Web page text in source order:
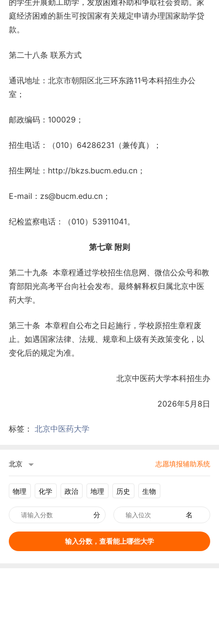
的学生开展勤工助学，发放困难补助和争取社会资助。家
庭经济困难的新生可按国家有关规定申请办理国家助学贷
款。
第二十八条 联系方式
通讯地址：北京市朝阳区北三环东路11号本科招生办公
室；
邮政编码：100029；
招生电话：（010）64286231（兼传真）；
招生网址：http://bkzs.bucm.edu.cn；
E-mail：zs@bucm.edu.cn；
纪检监察电话：（010）53911041。
第七章 附则
第二十九条 本章程通过学校招生信息网、微信公众号和教
育部阳光高考平台向社会发布。最终解释权归属北京中医
药大学。
第三十条 本章程自公布之日起施行，学校原招生章程废
止。如遇国家法律、法规、规章和上级有关政策变化，以
变化后的规定为准。
北京中医药大学本科招生办
2026年5月8日
标签： 北京中医药大学
北京 志愿填报辅助系统
物理 化学 政治 地理 历史 生物
分 名
输入分数，查看能上哪些大学